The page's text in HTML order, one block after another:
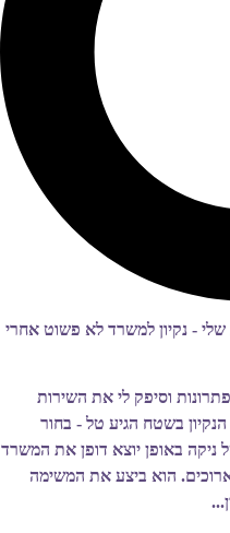
שלי - נקיון למשרד לא פשוט אחרי
וסיפק לי את השירות
הנקיון בשטח הגיע טל - בחור
ניקה באופן יוצא דופן את המשרד
הוא ביצע את המשימה